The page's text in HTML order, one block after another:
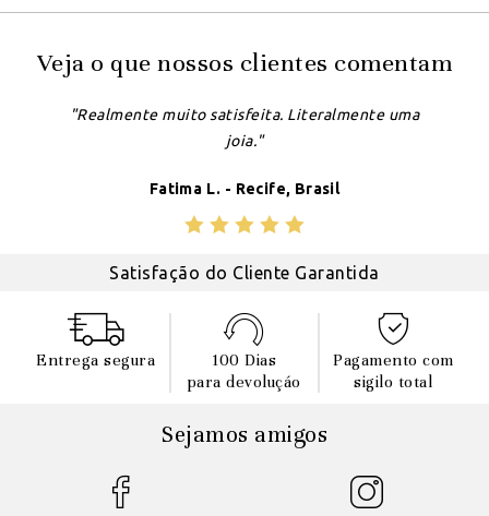
Veja o que nossos clientes comentam
"Realmente muito satisfeita. Literalmente uma
joia."
Fatima L. - Recife, Brasil
Satisfação do Cliente Garantida
Entrega segura
100 Dias
para devoluçáo
Pagamento com
sigilo total
Sejamos amigos